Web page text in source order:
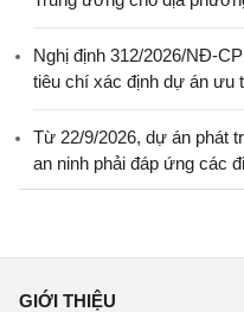
Nghị định 312/2026/NĐ-
tiêu chí xác định dự án ưu
Từ 22/9/2026, dự án phát
an ninh phải đáp ứng các
GIỚI THIỆU